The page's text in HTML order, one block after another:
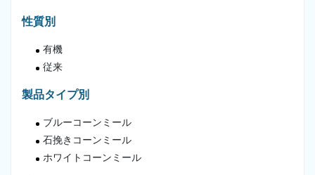
性質別
有機
従来
製品タイプ別
ブルーコーンミール
石挽きコーンミール
ホワイトコーンミール